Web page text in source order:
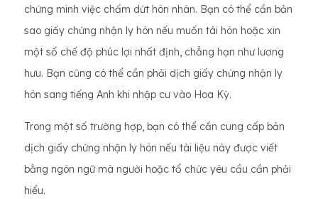
chứng minh việc chấm dứt hôn nhân. Bạn có thể cần bản
sao giấy chứng nhận ly hôn nếu muốn tái hôn hoặc xin
một số chế độ phúc lợi nhất định, chẳng hạn như lương
hưu. Bạn cũng có thể cần phải dịch giấy chứng nhận ly
hôn sang tiếng Anh khi nhập cư vào Hoa Kỳ.
Trong một số trường hợp, bạn có thể cần cung cấp bản
dịch giấy chứng nhận ly hôn nếu tài liệu này được viết
bằng ngôn ngữ mà người hoặc tổ chức yêu cầu cần phải
hiểu.